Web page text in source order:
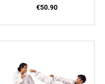
€50.90